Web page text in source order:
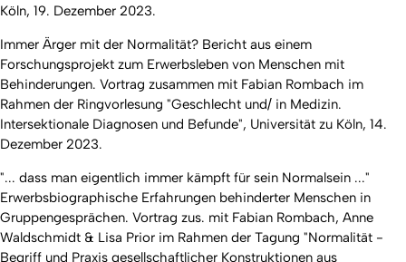
Köln, 19. Dezember 2023.
Immer Ärger mit der Normalität? Bericht aus einem
Forschungsprojekt zum Erwerbsleben von Menschen mit
Behinderungen. Vortrag zusammen mit Fabian Rombach im
Rahmen der Ringvorlesung "Geschlecht und/ in Medizin.
Intersektionale Diagnosen und Befunde", Universität zu Köln, 14.
Dezember 2023.
"... dass man eigentlich immer kämpft für sein Normalsein ..."
Erwerbsbiographische Erfahrungen behinderter Menschen in
Gruppengesprächen. Vortrag zus. mit Fabian Rombach, Anne
Waldschmidt & Lisa Prior im Rahmen der Tagung "Normalität -
Begriff und Praxis gesellschaftlicher Konstruktionen aus